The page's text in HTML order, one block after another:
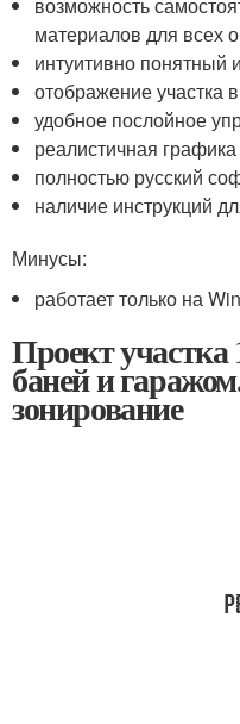
материалов для всех
интуитивно понятный
отображение участка
удобное послойное
реалистичная
полностью русский
наличие инструкций
Минусы:
работает только на
Проект участка
баней и
зонирование